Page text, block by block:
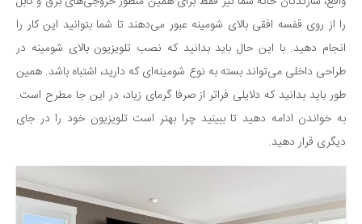
تلویزیون
موسیقی
چهره‌ها
عکاسی و هنرهای تجسمی
کتاب و کتاب‌خوانی
علمی
را از روی قفسه افقی بالای شومینه عبور می‌دهند تا شما بتوانید این کار را
انجام دهید. با این حال باید بدانید که نصب تلویزیون بالای شومینه در
طراحی داخلی می‌تواند بسته به نوع شومینه‌ای که دارید، اشتباه باشد. همین
طور باید بدانید که دلایلی فراتر از صرفا گرمای زیاد، در این جا مطرح است.
به خواندن ادامه دهید تا ببینید چرا بهتر است تلویزیون خود را در جای
دیگری قرار دهید.